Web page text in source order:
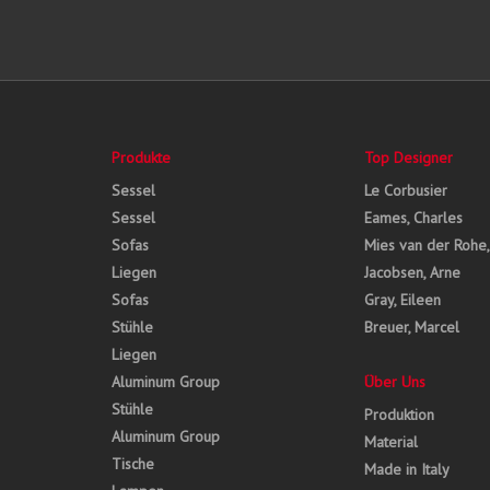
Produkte
Sessel
Sessel
Sofas
Liegen
Sofas
Stühle
Liegen
Aluminum Group
Stühle
Aluminum Group
Tische
Top Designer
Le Corbusier
Eames, Charles
Mies van der
Jacobsen, Arne
Gray, Eileen
Breuer, Marcel
Über Uns
Produktion
Material
Made in Italy